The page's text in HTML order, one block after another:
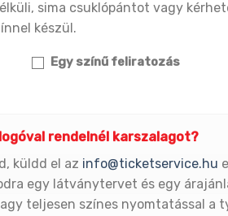
sima csuklópántot vagy
készül.
Egy színű feliratozás
rendelnél karszalagot?
küldd el az info@ticketservice.hu
egy látványtervet és egy
teljesen színes nyomtatással a